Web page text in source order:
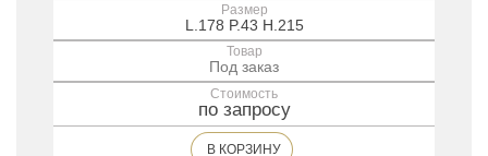
Размер
L.178 P.43 H.215
Товар
Под заказ
Стоимость
по запросу
В КОРЗИНУ